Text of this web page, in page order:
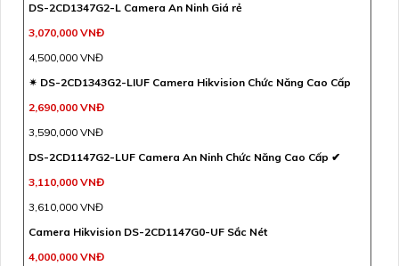
DS-2CD1347G2-L Camera An Ninh Giá rẻ
3,070,000 VNĐ
4,500,000 VNĐ
✴ DS-2CD1343G2-LIUF Camera Hikvision Chức Năng Cao Cấp
2,690,000 VNĐ
3,590,000 VNĐ
DS-2CD1147G2-LUF Camera An Ninh Chức Năng Cao Cấp ✔
3,110,000 VNĐ
3,610,000 VNĐ
Camera Hikvision DS-2CD1147G0-UF Sắc Nét
4,000,000 VNĐ